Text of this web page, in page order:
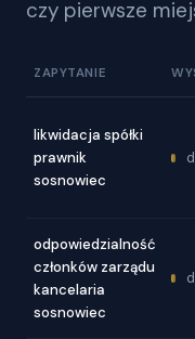
czy pierwsze
ZAPYTANIE
likwidacja spółki
prawnik
sosnowiec
odpowiedzialność
członków zarządu
kancelaria
sosnowiec